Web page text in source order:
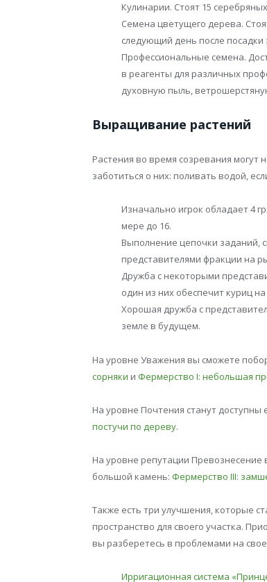
Кулинарии. Стоят 15
Семена цветущего дерева.
следующий день после
Профессиональные семена.
в реагенты для различных
духовную пыль,
Выращивание растений
Растения во время созревания могут
заботиться о них: поливать водой,
Изначально игрок обладает 4
мере до 16.
Выполнение цепочки заданий,
представителями фракции на
Дружба с некоторыми
один из них обеспечит куриц
Хорошая дружба с
земле в будущем.
На уровне Уважения вы сможете
сорняки и Фермерство I: небольшая
На уровне Почтения станут доступны
постучи по дереву.
На уровне репутации Превознесение
большой камень: Фермерство III:
Также есть три улучшения, которые
пространство для своего участка.
вы разберетесь в проблемами на
Ирригационная система